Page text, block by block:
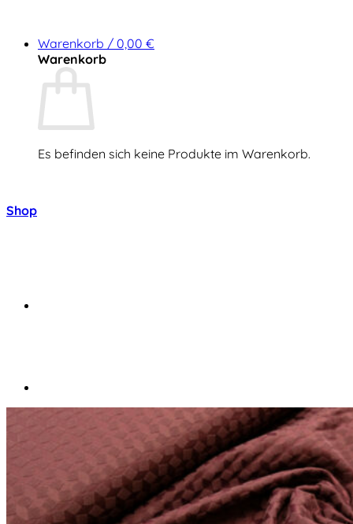
Warenkorb / 0,00 €
Warenkorb
Es befinden sich keine Produkte im Warenkorb.
Shop